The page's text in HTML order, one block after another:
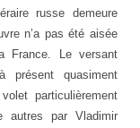
russe demeure
n’a pas été aisée
France. Le versant
présent quasiment
particulièrement
autres par Vladimir